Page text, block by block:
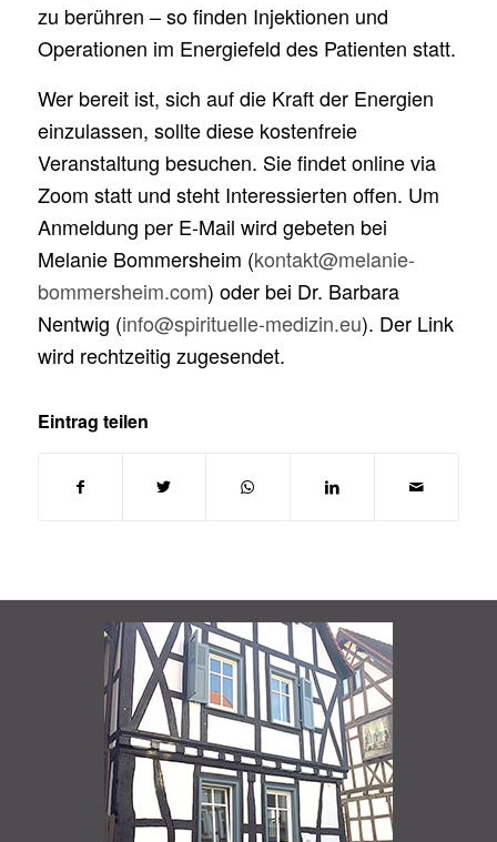
zu berühren – so finden Injektionen und
Operationen im Energiefeld des Patienten statt.
Wer bereit ist, sich auf die Kraft der Energien
einzulassen, sollte diese kostenfreie
Veranstaltung besuchen. Sie findet online via
Zoom statt und steht Interessierten offen. Um
Anmeldung per E-Mail wird gebeten bei
Melanie Bommersheim (kontakt@melanie-
bommersheim.com) oder bei Dr. Barbara
Nentwig (info@spirituelle-medizin.eu). Der Link
wird rechtzeitig zugesendet.
Eintrag teilen